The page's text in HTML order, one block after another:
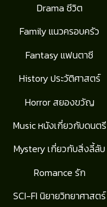
Drama ชีวิต
Family แนวครอบครัว
Fantasy แฟนตาซี
History ประวัติศาสตร์
Horror สยองขวัญ
Music หนังเกี่ยวกับดนตรี
Mystery เกี่ยวกับสิ่งลี้ลับ
Romance รัก
SCI-FI นิยายวิทยาศาสตร์